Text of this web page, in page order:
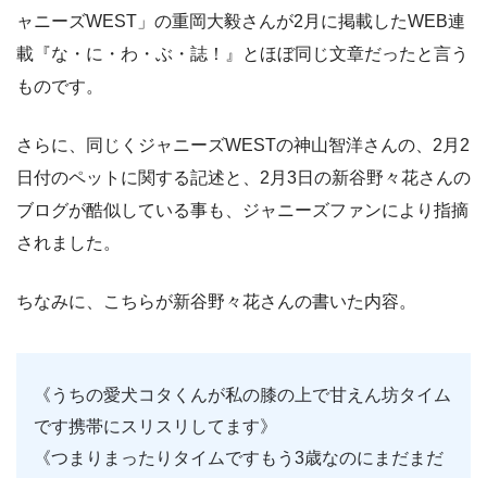
ャニーズWEST」の重岡大毅さんが2月に掲載したWEB連
載『な・に・わ・ぶ・誌！』とほぼ同じ文章だったと言う
ものです。
さらに、同じくジャニーズWESTの神山智洋さんの、2月2
日付のペットに関する記述と、2月3日の新谷野々花さんの
ブログが酷似している事も、ジャニーズファンにより指摘
されました。
ちなみに、こちらが新谷野々花さんの書いた内容。
《うちの愛犬コタくんが私の膝の上で甘えん坊タイム
です携帯にスリスリしてます》
《つまりまったりタイムですもう3歳なのにまだまだ